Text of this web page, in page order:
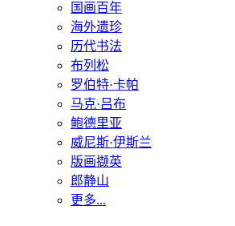
国画百年
海外遗珍
历代书法
布列松
罗伯特·卡帕
马克·吕布
鲍德里亚
威尼斯·伊斯兰
版画撷英
郎静山
更多...